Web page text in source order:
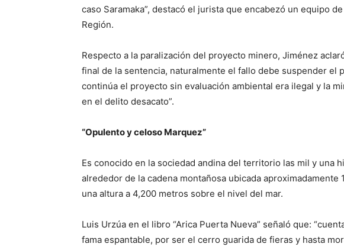
caso Saramaka”, destacó el jurista que encabezó un equipo
Región.
Respecto a la paralización del proyecto minero, Jiménez
final de la sentencia, naturalmente el fallo debe suspender el
continúa el proyecto sin evaluación ambiental era ilegal y la
en el delito desacato”.
“Opulento y celoso Marquez”
Es conocido en la sociedad andina del territorio las mil y una
alrededor de la cadena montañosa ubicada
una altura a 4,200 metros sobre el nivel del mar.
Luis Urzúa en el libro “Arica Puerta Nueva” señaló que:
fama espantable, por ser el cerro guarida de fieras y hasta